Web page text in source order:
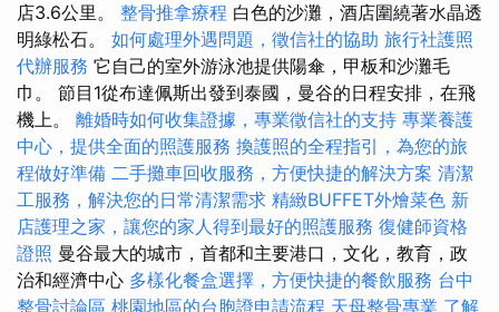
店3.6公里。 整骨推拿療程 白色的沙灘，酒店圍繞著水晶透
明綠松石。 如何處理外遇問題，徵信社的協助 旅行社護照
代辦服務 它自己的室外游泳池提供陽傘，甲板和沙灘毛
巾。 節目1從布達佩斯出發到泰國，曼谷的日程安排，在飛
機上。 離婚時如何收集證據，專業徵信社的支持 專業養護
中心，提供全面的照護服務 換護照的全程指引，為您的旅
程做好準備 二手攤車回收服務，方便快捷的解決方案 清潔
工服務，解決您的日常清潔需求 精緻BUFFET外燴菜色 新
店護理之家，讓您的家人得到最好的照護服務 復健師資格
證照 曼谷最大的城市，首都和主要港口，文化，教育，政
治和經濟中心 多樣化餐盒選擇，方便快捷的餐飲服務 台中
整骨討論區 桃園地區的台胞證申請流程 天母整骨專業 了解